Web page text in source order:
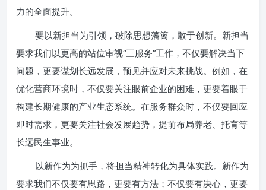
力的全面提升。
要以新担当为引领，破除思想藩篱，敢于创新。新担当
要求我们以更高的站位审视“三服务”工作，不仅要解决当下
问题，更要谋划长远发展，预见并应对未来挑战。例如，在
优化营商环境时，不仅要关注眼前企业的困难，更要着眼于
构建长期健康的产业生态系统。在服务群众时，不仅要回应
即时需求，更要关注社会发展趋势，提前布局养老、托育等
长远民生事业。
以新作为为抓手，将担当精神转化为具体实践。新作为
要求我们不仅要有思路，更要有方法；不仅要有决心，更要